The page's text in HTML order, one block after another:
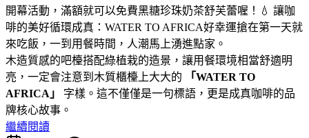
開幕活動，滿額就可以免費黑糖珍珠奶茶舒芙蕾喔！💧 讓咖
啡的美好循環成真：WATER TO AFRICA好幸運搶在第一天就
來吃飯，一到用餐時間，人潮馬上湧進點家。
木造質感的吧檯搭配綠植栽的造景，讓用餐環境相當舒適明
亮，一定會注意到木質櫃檯上大大的
「WATER TO
AFRICA」
字樣。這不僅僅是一句標語，更是成真咖啡的品
牌核心故事。
繼續閱讀